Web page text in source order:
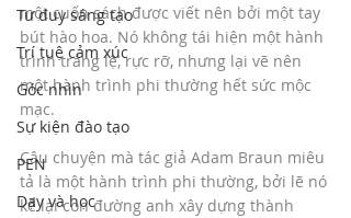
Tư duy sáng tạo
Trí tuệ cảm xúc
Góc nhìn
Sự kiện đào tạo
PEN
Dạy và học
một cuốn sách được viết nên bởi một tay
bút hào hoa. Nó không tái hiện một hành
trình tráng lệ, rực rỡ, nhưng lại vẽ nên
một hành trình phi thường hết sức mộc
mạc.
Câu chuyện mà tác giả Adam Braun miêu
tả là một hành trình phi thường, bởi lẽ nó
kể lại con đường anh xây dựng thành